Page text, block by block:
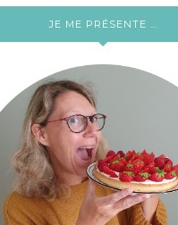
JE ME PRÉSENTE …